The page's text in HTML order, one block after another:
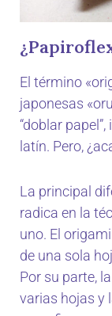
El término
japonesas
“doblar
latín. Pero,
La principal
radica en la
uno. El
de una sola
Por su parte,
varias hojas y